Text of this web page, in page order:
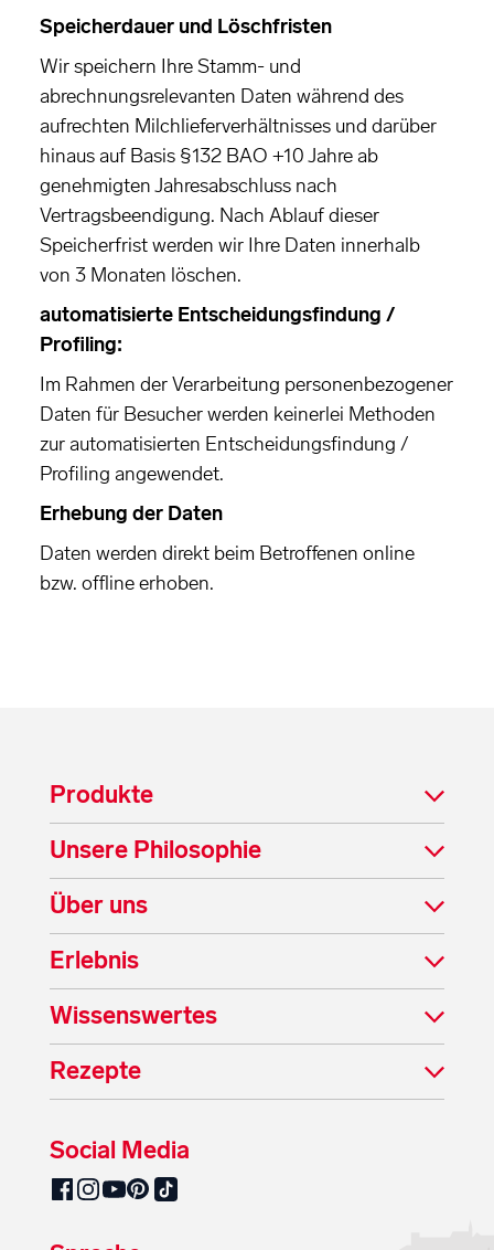
Speicherdauer und Löschfristen
Wir speichern Ihre Stamm- und
abrechnungsrelevanten Daten während des
aufrechten Milchlieferverhältnisses und darüber
hinaus auf Basis §132 BAO +10 Jahre ab
genehmigten Jahresabschluss nach
Vertragsbeendigung. Nach Ablauf dieser
Speicherfrist werden wir Ihre Daten innerhalb
von 3 Monaten löschen.
automatisierte Entscheidungsfindung /
Profiling:
Im Rahmen der Verarbeitung personenbezogener
Daten für Besucher werden keinerlei Methoden
zur automatisierten Entscheidungsfindung /
Profiling angewendet.
Erhebung der Daten
Daten werden direkt beim Betroffenen online
bzw. offline erhoben.
Produkte
Unsere Philosophie
Über uns
Erlebnis
Wissenswertes
Rezepte
Social Media
SalzburgMilch auf Facebook
SalzburgMilch auf Instagram
SalzburgMilch auf YouTube
SalzburgMilch auf Pinterest
SalzburgMilch auf TikTok